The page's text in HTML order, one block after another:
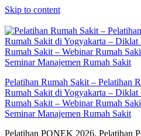
Skip to content
Pelatihan Rumah Sakit – Pelatihan
Rumah Sakit di Yogyakarta –
Rumah Sakit – Webinar Rumah
Seminar Manajemen Rumah Sakit
Pelatihan PONEK 2026, Pelatihan